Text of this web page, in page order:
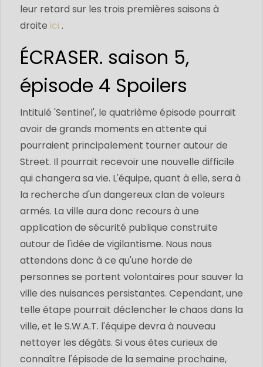
leur retard sur les trois premières saisons à
droite ici .
ÉCRASER. saison 5,
épisode 4 Spoilers
Intitulé 'Sentinel', le quatrième épisode pourrait
avoir de grands moments en attente qui
pourraient principalement tourner autour de
Street. Il pourrait recevoir une nouvelle difficile
qui changera sa vie. L'équipe, quant à elle, sera à
la recherche d'un dangereux clan de voleurs
armés. La ville aura donc recours à une
application de sécurité publique construite
autour de l'idée de vigilantisme. Nous nous
attendons donc à ce qu'une horde de
personnes se portent volontaires pour sauver la
ville des nuisances persistantes. Cependant, une
telle étape pourrait déclencher le chaos dans la
ville, et le S.W.A.T. l'équipe devra à nouveau
nettoyer les dégâts. Si vous êtes curieux de
connaître l'épisode de la semaine prochaine,